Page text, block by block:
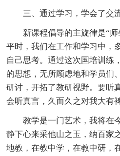
三、通过学习，学会了交流
新课程倡导的主旋律是“
平时，我们在工作和学习中，
自己思考。通过这次国培训练
的思想，无所顾虑地和学员们
研讨，开拓了教研视野。要听
会听真言，久而久之对我大有
教学是一门艺术，我将在
静下心来采他山之玉，纳百家
地教，在教中学，在教中研，